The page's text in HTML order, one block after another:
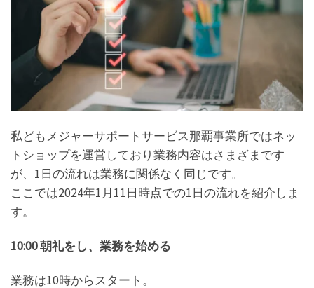
私どもメジャーサポートサービス那覇事業所ではネッ
トショップを運営しており業務内容はさまざまです
が、1日の流れは業務に関係なく同じです。
ここでは2024年1月11日時点での1日の流れを紹介しま
す。
10:00 朝礼をし、業務を始める
業務は10時からスタート。